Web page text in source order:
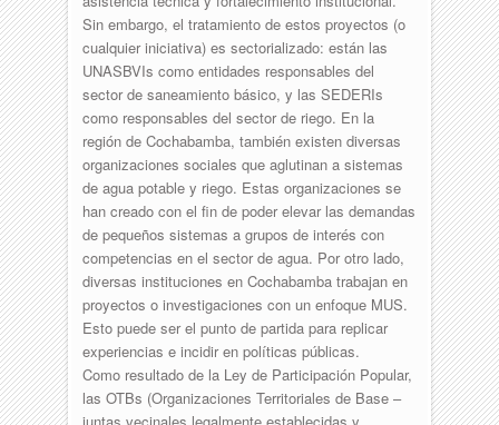
Sin embargo, el tratamiento de estos proyectos (o
cualquier iniciativa) es sectorializado: están las
UNASBVIs como entidades responsables del
sector de saneamiento básico, y las SEDERIs
como responsables del sector de riego. En la
región de Cochabamba, también existen diversas
organizaciones sociales que aglutinan a sistemas
de agua potable y riego. Estas organizaciones se
han creado con el fin de poder elevar las demandas
de pequeños sistemas a grupos de interés con
competencias en el sector de agua. Por otro lado,
diversas instituciones en Cochabamba trabajan en
proyectos o investigaciones con un enfoque MUS.
Esto puede ser el punto de partida para replicar
experiencias e incidir en políticas públicas.
Como resultado de la Ley de Participación Popular,
las OTBs (Organizaciones Territoriales de Base –